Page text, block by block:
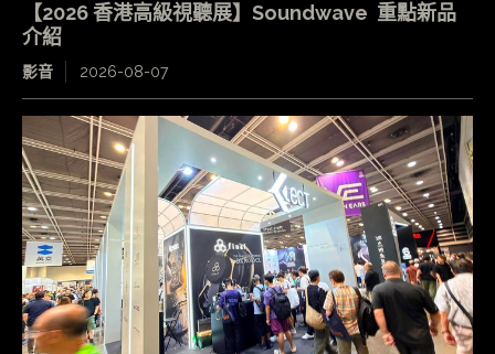
【2026 香港高級視聽展】Soundwave 重點新品
介紹
影音 2026-08-07